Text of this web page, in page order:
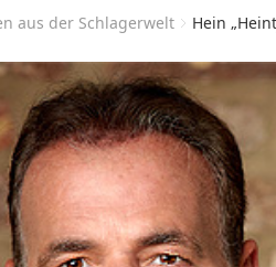
aus der Schlagerwelt Hein